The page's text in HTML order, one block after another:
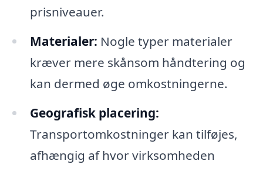
prisniveauer.
Materialer: Nogle typer materialer
kræver mere skånsom håndtering og
kan dermed øge omkostningerne.
Geografisk placering:
Transportomkostninger kan tilføjes,
afhængig af hvor virksomheden